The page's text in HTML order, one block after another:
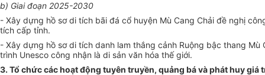
b) Giai đoạn 2025-2030
- Xây dựng hồ sơ di tích bãi đá cổ huyện Mù Cang Chải đề nghị
tích cấp tỉnh.
- Xây dựng hồ sơ di tích danh lam thắng cảnh Ruộng bậc thang Mù
trình Unesco công nhận là di sản văn hóa thế giới.
3. Tổ chức các hoạt động tuyên truyền, quảng bá và phát huy giá